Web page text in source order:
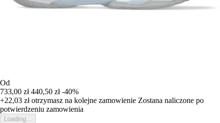
Od
733,00 zł 440,50 zł -40%
+22,03 złotrzymasz na kolejne zamowienie Zostana naliczone po
potwierdzeniu zamowienia
Loading...